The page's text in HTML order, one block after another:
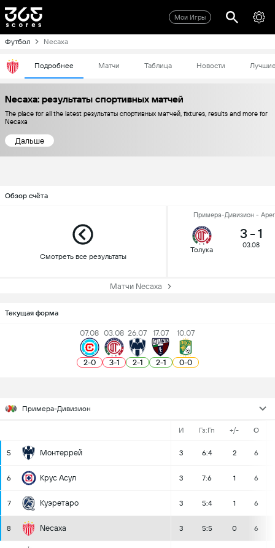
Мои Игры
Футбол Necaxa
Подробнее Матчи Таблица Новости
Necaxa: результаты спортивных матчей
The place for all the latest результаты спортивных матчей, fixtures, results and more for
Necaxa
Дальше
Обзор счёта
Смотреть все результаты
Примера-Дивизион -
Толука
3 - 1
03.08
Матчи Necaxa
Текущая форма
07.08
2-0
03.08
3-1
26.07
2-1
17.07
2-1
10.07
0-0
Примера-Дивизион
И Гз:Гп +/- О
5 Монтеррей 3 6:4 2 6
6 Крус Асул 3 7:6 1 6
7 Куэретаро 3 5:4 1 6
8 Necaxa 3 5:5 0 6